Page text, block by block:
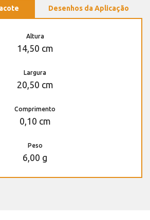
Desenhos da Aplicação
Altura
14,50 cm
Largura
20,50 cm
Comprimento
0,10 cm
Peso
6,00 g